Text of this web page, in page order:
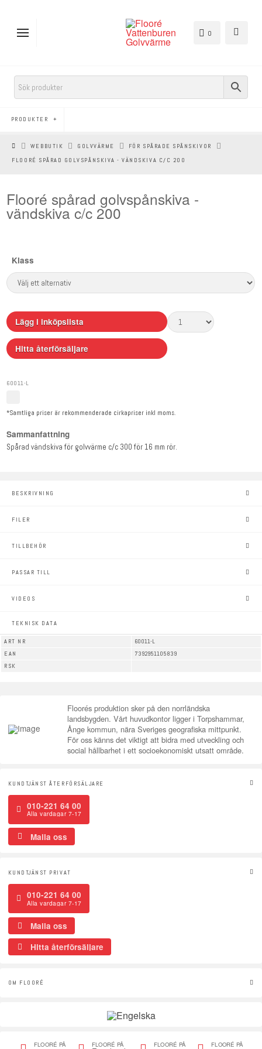
0
PRODUKTER
HEM WEBBUTIK GOLVVÄRME
FÖR SPÅRADE SPÅNSKIVOR
FLOORÉ SPÅRAD GOLVSPÅNSKIVA - VÄNDSKIVA C/C 200
Flooré spårad golvspånskiva -
vändskiva c/c 200
60011-L
*Samtliga priser är rekommenderade cirkapriser inkl moms.
Klass
Lägg i inköpslista
Hitta återförsäljare
Sammanfattning
Spårad vändskiva för golvvärme c/c 300 för 16 mm rör.
BESKRIVNING
FILER
TILLBEHÖR
PASSAR TILL
VIDEOS
TEKNISK DATA
ART NR
60011-L
EAN
7392951105839
RSK
Floorés produktion sker på den norrländska
landsbygden. Vårt huvudkontor ligger i Torpshammar,
Ånge kommun, nära Sveriges geografiska mittpunkt.
För oss känns det viktigt att bidra med utveckling och
social hållbarhet i ett socioekonomiskt utsatt område.
KUNDTJÄNST ÅTERFÖRSÄLJARE
010-221 64 00
Alla vardagar 7-17
Maila oss
KUNDTJÄNST PRIVAT
010-221 64 00
Alla vardagar 7-17
Maila oss
Hitta återförsäljare
OM FLOORÉ
FLOORÉ PÅ FLOORÉ PÅ FLOORÉ PÅ FLOORÉ PÅ